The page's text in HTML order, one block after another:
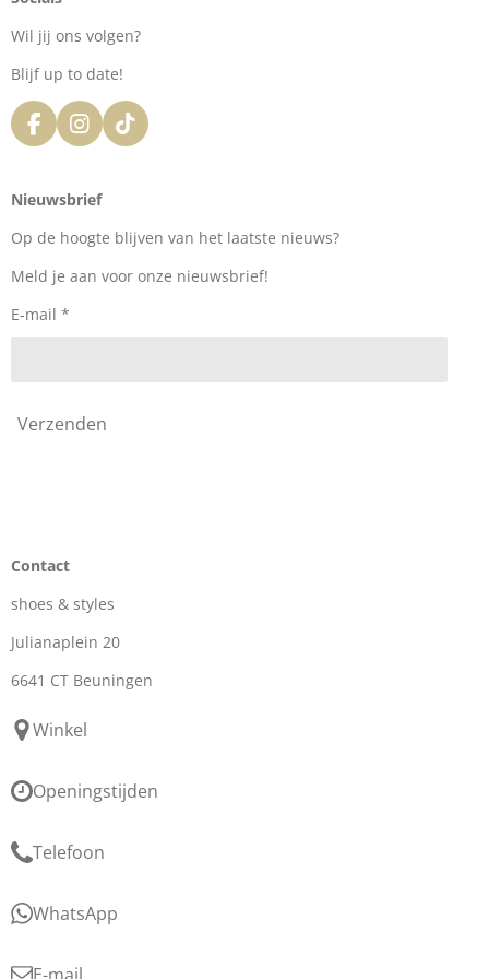
Wil jij ons volgen?
Blijf up to date!
F
a
e
o
k
I
n
t
g
a
T
i
k
Nieuwsbrief
Op de hoogte blijven van het laatste nieuws?
Meld je aan voor onze nieuwsbrief!
E-mail *
Verzenden
Contact
shoes & styles
Julianaplein 20
6641 CT Beuningen
Winkel
Openingstijden
Telefoon
WhatsApp